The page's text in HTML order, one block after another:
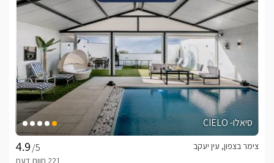
סיאלו- CIELO
/5
צימר בצפון, עין יעקב